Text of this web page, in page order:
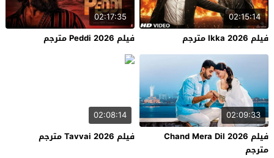
02:15:14
فيلم Ikka 2026 مترجم
02:17:35
فيلم Peddi 2026 مترجم
02:09:33
فيلم Chand Mera Dil 2026
مترجم
02:08:14
فيلم Tavvai 2026 مترجم